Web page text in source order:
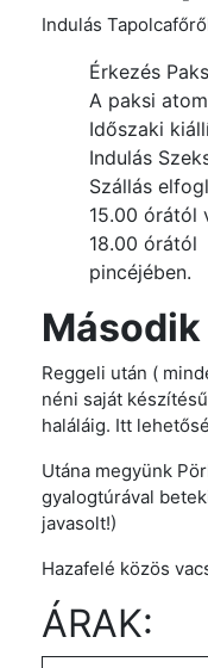
Indulás
Érkezés
A paksi
Időszaki
Indulás
Szállás
15.00 órától
18.00 órától
pincéjében.
Második
Reggeli után (
néni saját
haláláig. Itt
Utána megyünk
gyalogtúrával
javasolt!)
Hazafelé közös
ÁRAK: